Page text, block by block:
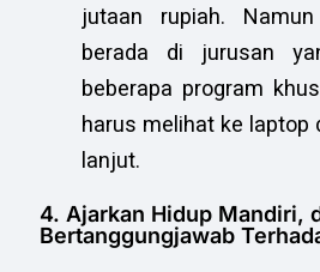
jutaan rupiah.
berada di jurusan
beberapa program
harus melihat ke
lanjut.
4. Ajarkan Hidup Mandiri,
Bertanggungjawab